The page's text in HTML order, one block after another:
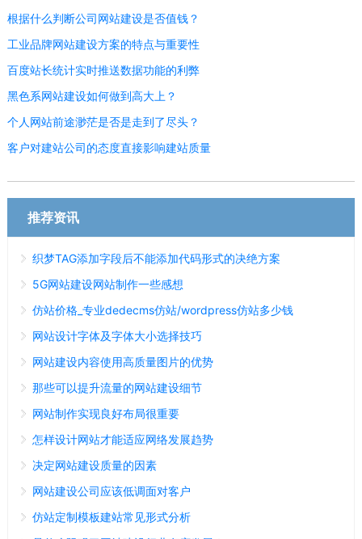
根据什么判断公司网站建设是否值钱？
工业品牌网站建设方案的特点与重要性
百度站长统计实时推送数据功能的利弊
黑色系网站建设如何做到高大上？
个人网站前途渺茫是否是走到了尽头？
客户对建站公司的态度直接影响建站质量
推荐资讯
织梦TAG添加字段后不能添加代码形式的决绝方案
5G网站建设网站制作一些感想
仿站价格_专业dedecms仿站/wordpress仿站多少钱
网站设计字体及字体大小选择技巧
网站建设内容使用高质量图片的优势
那些可以提升流量的网站建设细节
网站制作实现良好布局很重要
怎样设计网站才能适应网络发展趋势
决定网站建设质量的因素
网站建设公司应该低调面对客户
仿站定制模板建站常见形式分析